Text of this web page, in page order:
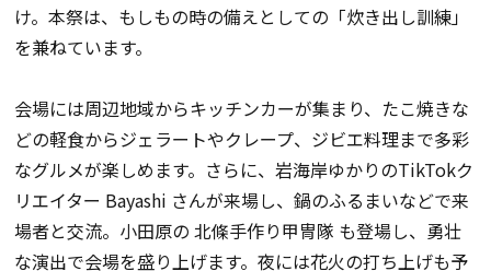
け。本祭は、もしもの時の備えとしての「炊き出し訓練」
を兼ねています。
会場には周辺地域からキッチンカーが集まり、たこ焼きな
どの軽食からジェラートやクレープ、ジビエ料理まで多彩
なグルメが楽しめます。さらに、岩海岸ゆかりのTikTokク
リエイター Bayashi さんが来場し、鍋のふるまいなどで来
場者と交流。小田原の北條手作り甲冑隊 も登場し、勇壮
な演出で会場を盛り上げます。夜には花火の打ち上げも予